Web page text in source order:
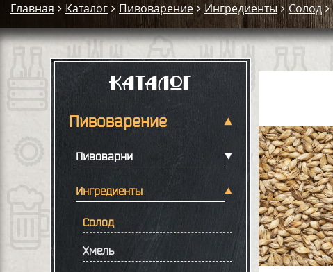
Главная Каталог Пивоварение Ингредиенты Солод
Каталог
Пивоварение
Пивоварни
Ингредиенты
Солод
Хмель